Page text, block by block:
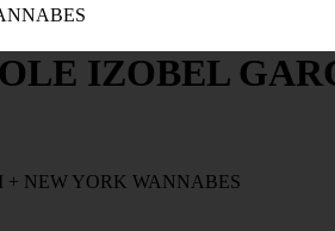
IZOBEL
+ NEW YORK WANNABES